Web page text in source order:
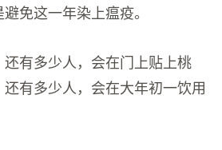
免这一年染上瘟疫。
有多少人，会在门上贴上桃
有多少人，会在大年初一饮用